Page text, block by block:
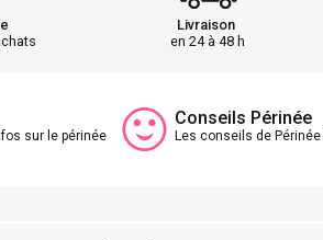
Livraison
en 24 à 48 h
sur le périnée
Conseils Périnée
Les conseils de Périnée